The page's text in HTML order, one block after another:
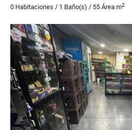
0 Habitaciones / 1 Baño(s) / 55 Área m2